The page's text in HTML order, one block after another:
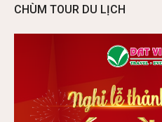
CHÙM TOUR DU LỊCH